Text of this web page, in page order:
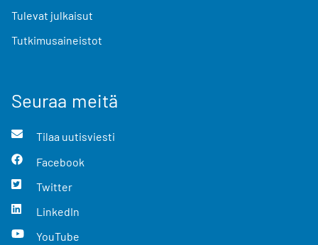
Tulevat julkaisut
Tutkimusaineistot
Seuraa meitä
Tilaa uutisviesti
Facebook
Twitter
LinkedIn
YouTube